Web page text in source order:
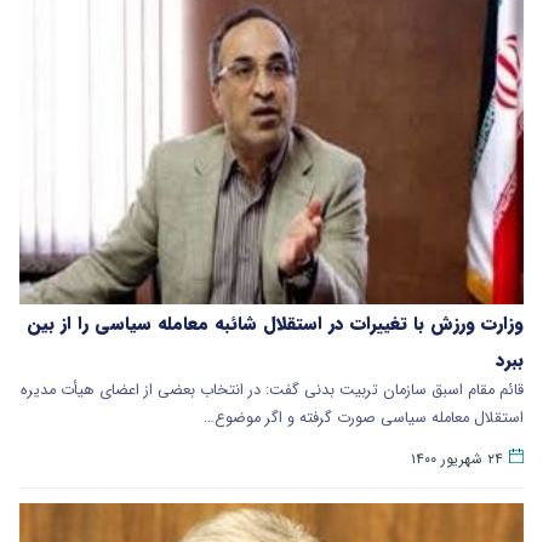
وزارت ورزش با تغییرات در استقلال شائبه معامله سیاسی را از بین
ببرد
قائم مقام اسبق سازمان تربیت بدنی گفت: در انتخاب بعضی از اعضای هیأت مدیره
استقلال معامله سیاسی صورت گرفته و اگر موضوع…
۲۴ شهریور ۱۴۰۰